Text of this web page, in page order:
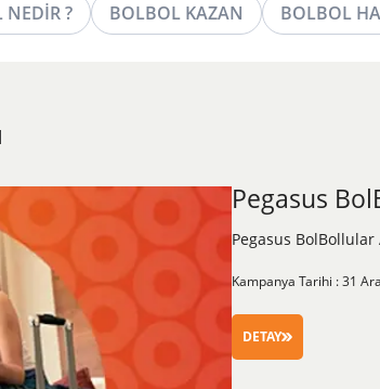
? BOLBOL KAZAN BOLBOL
Pegasus
Pegasus
Kampanya Tarihi : 31
DETAY